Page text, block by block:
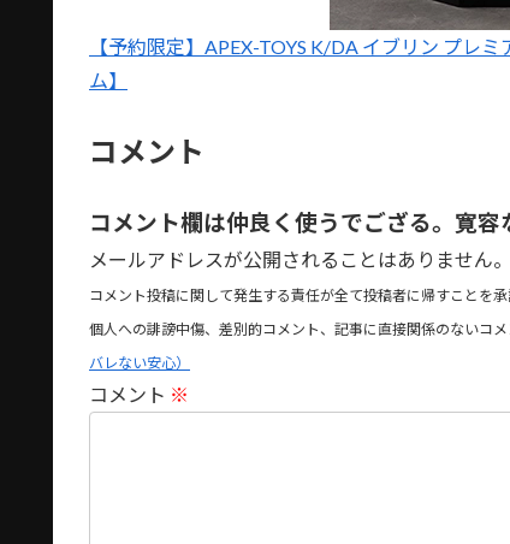
【予約限定】APEX-TOYS K/DA イブリン プレ
ム】
コメント
コメント欄は仲良く使うでござる。寛容
メールアドレスが公開されることはありません。
コメント投稿に関して発生する責任が全て投稿者に帰すことを
個人への誹謗中傷、差別的コメント、記事に直接関係のないコ
バレない安心）
コメント ※